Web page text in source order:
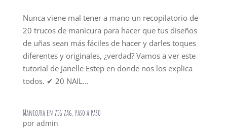
Nunca viene mal tener a mano un recopilatorio de
20 trucos de manicura para hacer que tus diseños
de uñas sean más fáciles de hacer y darles toques
diferentes y originales, ¿verdad? Vamos a ver este
tutorial de Janelle Estep en donde nos los explica
todos. ✔ 20 NAIL...
Manicura en zig zag, paso a paso
por admin